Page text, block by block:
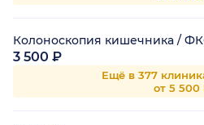
Колоноскопия кишечника /
3 500 ₽
Ещё в 377
от 5 500